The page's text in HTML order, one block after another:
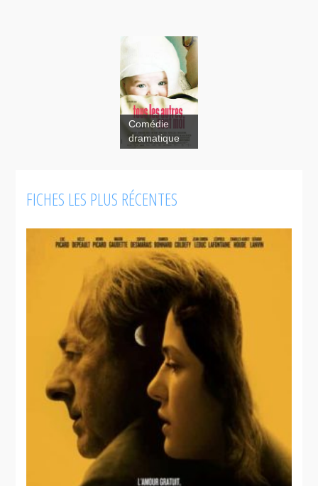
Tous
les autres,
sauf moi
Comédie
dramatique
FICHES LES PLUS RÉCENTES